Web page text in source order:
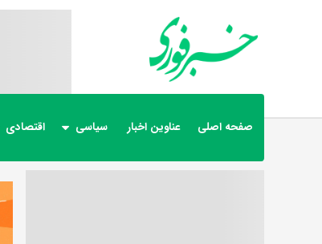
صفحه اصلی عناوین اخبار سیاسی اقتصادی